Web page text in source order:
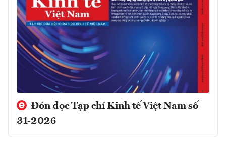
Đón đọc Tạp chí Kinh tế Việt Nam số
31-2026